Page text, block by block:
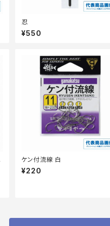
忍
¥550
ケン付流線 白
¥220